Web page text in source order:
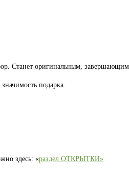
Станет оригинальным,
подарка.
здесь: «раздел ОТКРЫТКИ»